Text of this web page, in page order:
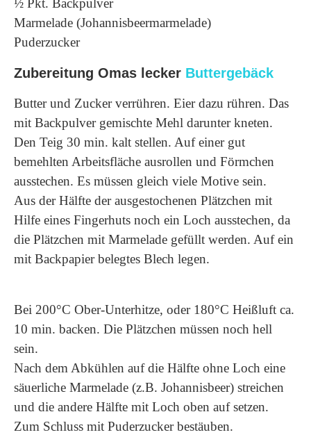
½ Pkt. Backpulver
Marmelade (Johannisbeermarmelade)
Puderzucker
Zubereitung Omas lecker Buttergebäck
Butter und Zucker verrühren. Eier dazu rühren. Das
mit Backpulver gemischte Mehl darunter kneten.
Den Teig 30 min. kalt stellen. Auf einer gut
bemehlten Arbeitsfläche ausrollen und Förmchen
ausstechen. Es müssen gleich viele Motive sein.
Aus der Hälfte der ausgestochenen Plätzchen mit
Hilfe eines Fingerhuts noch ein Loch ausstechen, da
die Plätzchen mit Marmelade gefüllt werden. Auf ein
mit Backpapier belegtes Blech legen.
Bei 200°C Ober-Unterhitze, oder 180°C Heißluft ca.
10 min. backen. Die Plätzchen müssen noch hell
sein.
Nach dem Abkühlen auf die Hälfte ohne Loch eine
säuerliche Marmelade (z.B. Johannisbeer) streichen
und die andere Hälfte mit Loch oben auf setzen.
Zum Schluss mit Puderzucker bestäuben.